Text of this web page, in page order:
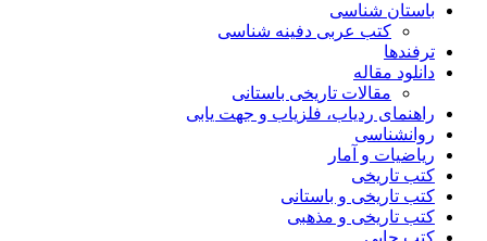
باستان شناسی
کتب عربی دفینه شناسی
ترفندها
دانلود مقاله
مقالات تاریخی باستانی
راهنمای ردیاب، فلزیاب و جهت یابی
روانشناسی
ریاضیات و آمار
کتب تاریخی
کتب تاریخی و باستانی
کتب تاریخی و مذهبی